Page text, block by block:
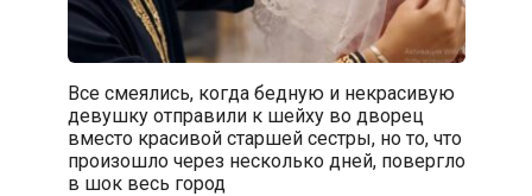
Все смеялись, когда бедную и некрасивую
девушку отправили к шейху во дворец
вместо красивой старшей сестры, но то, что
произошло через несколько дней, повергло
в шок весь город